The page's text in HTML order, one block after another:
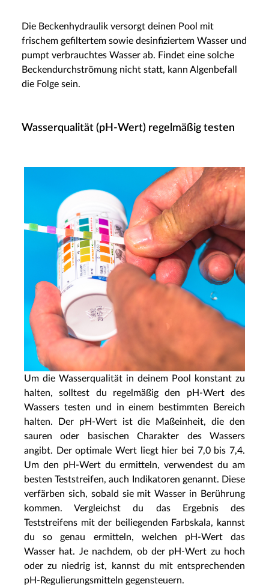
Die Beckenhydraulik versorgt deinen Pool mit
frischem gefiltertem sowie desinfiziertem Wasser und
pumpt verbrauchtes Wasser ab. Findet eine solche
Beckendurchströmung nicht statt, kann Algenbefall
die Folge sein.
Wasserqualität (pH-Wert) regelmäßig testen
Um die Wasserqualität in deinem Pool konstant zu
halten, solltest du regelmäßig den pH-Wert des
Wassers testen und in einem bestimmten Bereich
halten. Der pH-Wert ist die Maßeinheit, die den
sauren oder basischen Charakter des Wassers
angibt. Der optimale Wert liegt hier bei 7,0 bis 7,4.
Um den pH-Wert du ermitteln, verwendest du am
besten Teststreifen, auch Indikatoren genannt. Diese
verfärben sich, sobald sie mit Wasser in Berührung
kommen. Vergleichst du das Ergebnis des
Teststreifens mit der beiliegenden Farbskala, kannst
du so genau ermitteln, welchen pH-Wert das
Wasser hat. Je nachdem, ob der pH-Wert zu hoch
oder zu niedrig ist, kannst du mit entsprechenden
pH-Regulierungsmitteln gegensteuern.